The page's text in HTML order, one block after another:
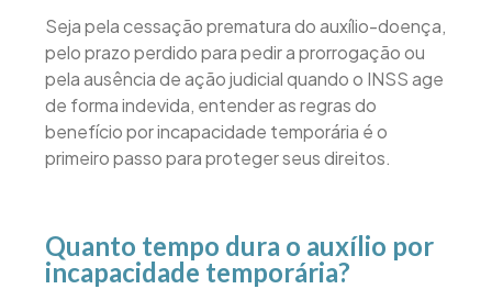
Seja pela cessação prematura do auxílio-doença,
pelo prazo perdido para pedir a prorrogação ou
pela ausência de ação judicial quando o INSS age
de forma indevida, entender as regras do
benefício por incapacidade temporária é o
primeiro passo para proteger seus direitos.
Quanto tempo dura o auxílio por
incapacidade temporária?